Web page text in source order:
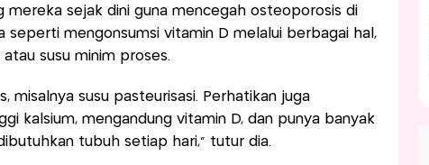
mereka sejak dini guna mencegah osteoporosis di
seperti mengonsumsi vitamin D melalui berbagai hal,
susu minim proses.
misalnya susu pasteurisasi. Perhatikan juga
kalsium, mengandung vitamin D, dan punya banyak
tubuh setiap hari,” tutur dia.